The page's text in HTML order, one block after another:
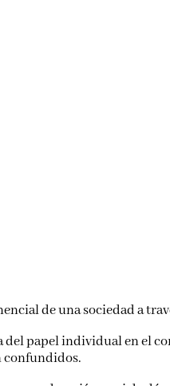
de una sociedad a
papel individual en el
confundidos.